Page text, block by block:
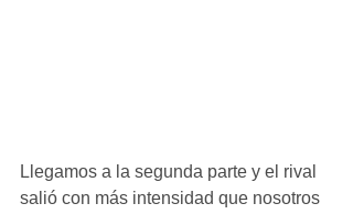
Llegamos a la segunda parte y el rival
salió con más intensidad que nosotros